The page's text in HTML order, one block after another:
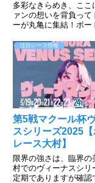
多彩なきらめき、ここ
ァンの想いを背負って
ーが丸亀に集結！ボー
第52回ボートレースオ
ー」が開催される。フ
選ばれた選手など52
イターに集結。ファ
注目レース情報
第5戦マクール杯
スシリーズ2025【
レース大村】
限界の強さは、臨界の
村でのヴィーナスシリ
定期でありますが確認